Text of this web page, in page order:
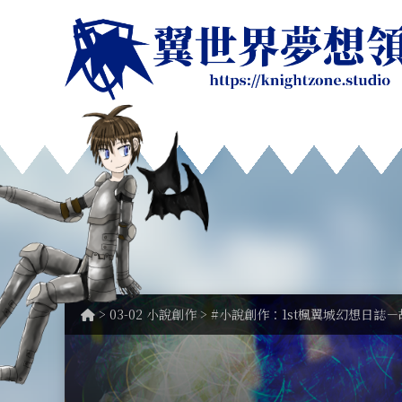
> 03-02 小說創作 > #小說創作：1st楓翼城幻想日誌－